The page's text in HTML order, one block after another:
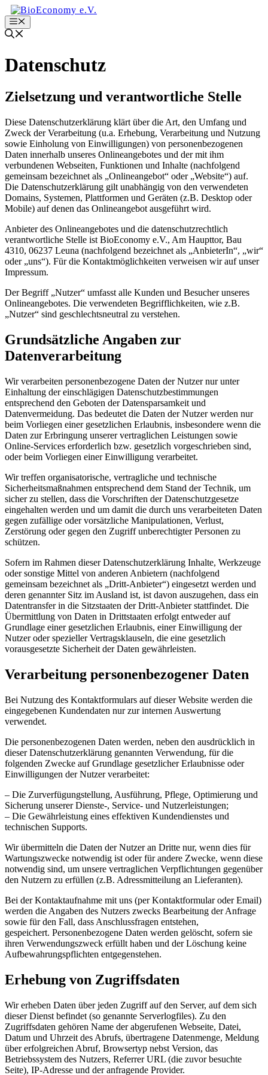
Zum
Inhalt
springen
Menu
Datenschutz
Zielsetzung und verantwortliche Stelle
Diese Datenschutzerklärung klärt über die Art, den Umfang und
Zweck der Verarbeitung (u.a. Erhebung, Verarbeitung und Nutzung
sowie Einholung von Einwilligungen) von personenbezogenen
Daten innerhalb unseres Onlineangebotes und der mit ihm
verbundenen Webseiten, Funktionen und Inhalte (nachfolgend
gemeinsam bezeichnet als „Onlineangebot“ oder „Website“) auf.
Die Datenschutzerklärung gilt unabhängig von den verwendeten
Domains, Systemen, Plattformen und Geräten (z.B. Desktop oder
Mobile) auf denen das Onlineangebot ausgeführt wird.
Anbieter des Onlineangebotes und die datenschutzrechtlich
verantwortliche Stelle ist BioEconomy e.V., Am Haupttor, Bau
4310, 06237 Leuna (nachfolgend bezeichnet als „AnbieterIn“, „wir“
oder „uns“). Für die Kontaktmöglichkeiten verweisen wir auf unser
Impressum.
Der Begriff „Nutzer“ umfasst alle Kunden und Besucher unseres
Onlineangebotes. Die verwendeten Begrifflichkeiten, wie z.B.
„Nutzer“ sind geschlechtsneutral zu verstehen.
Grundsätzliche Angaben zur
Datenverarbeitung
Wir verarbeiten personenbezogene Daten der Nutzer nur unter
Einhaltung der einschlägigen Datenschutzbestimmungen
entsprechend den Geboten der Datensparsamkeit und
Datenvermeidung. Das bedeutet die Daten der Nutzer werden nur
beim Vorliegen einer gesetzlichen Erlaubnis, insbesondere wenn die
Daten zur Erbringung unserer vertraglichen Leistungen sowie
Online-Services erforderlich bzw. gesetzlich vorgeschrieben sind,
oder beim Vorliegen einer Einwilligung verarbeitet.
Wir treffen organisatorische, vertragliche und technische
Sicherheitsmaßnahmen entsprechend dem Stand der Technik, um
sicher zu stellen, dass die Vorschriften der Datenschutzgesetze
eingehalten werden und um damit die durch uns verarbeiteten Daten
gegen zufällige oder vorsätzliche Manipulationen, Verlust,
Zerstörung oder gegen den Zugriff unberechtigter Personen zu
schützen.
Sofern im Rahmen dieser Datenschutzerklärung Inhalte, Werkzeuge
oder sonstige Mittel von anderen Anbietern (nachfolgend
gemeinsam bezeichnet als „Dritt-Anbieter“) eingesetzt werden und
deren genannter Sitz im Ausland ist, ist davon auszugehen, dass ein
Datentransfer in die Sitzstaaten der Dritt-Anbieter stattfindet. Die
Übermittlung von Daten in Drittstaaten erfolgt entweder auf
Grundlage einer gesetzlichen Erlaubnis, einer Einwilligung der
Nutzer oder spezieller Vertragsklauseln, die eine gesetzlich
vorausgesetzte Sicherheit der Daten gewährleisten.
Verarbeitung personenbezogener Daten
Bei Nutzung des Kontaktformulars auf dieser Website werden die
eingegebenen Kundendaten nur zur internen Auswertung
verwendet.
Die personenbezogenen Daten werden, neben den ausdrücklich in
dieser Datenschutzerklärung genannten Verwendung, für die
folgenden Zwecke auf Grundlage gesetzlicher Erlaubnisse oder
Einwilligungen der Nutzer verarbeitet:
– Die Zurverfügungstellung, Ausführung, Pflege, Optimierung und
Sicherung unserer Dienste-, Service- und Nutzerleistungen;
– Die Gewährleistung eines effektiven Kundendienstes und
technischen Supports.
Wir übermitteln die Daten der Nutzer an Dritte nur, wenn dies für
Wartungszwecke notwendig ist oder für andere Zwecke, wenn diese
notwendig sind, um unsere vertraglichen Verpflichtungen gegenüber
den Nutzern zu erfüllen (z.B. Adressmitteilung an Lieferanten).
Bei der Kontaktaufnahme mit uns (per Kontaktformular oder Email)
werden die Angaben des Nutzers zwecks Bearbeitung der Anfrage
sowie für den Fall, dass Anschlussfragen entstehen,
gespeichert. Personenbezogene Daten werden gelöscht, sofern sie
ihren Verwendungszweck erfüllt haben und der Löschung keine
Aufbewahrungspflichten entgegenstehen.
Erhebung von Zugriffsdaten
Wir erheben Daten über jeden Zugriff auf den Server, auf dem sich
dieser Dienst befindet (so genannte Serverlogfiles). Zu den
Zugriffsdaten gehören Name der abgerufenen Webseite, Datei,
Datum und Uhrzeit des Abrufs, übertragene Datenmenge, Meldung
über erfolgreichen Abruf, Browsertyp nebst Version, das
Betriebssystem des Nutzers, Referrer URL (die zuvor besuchte
Seite), IP-Adresse und der anfragende Provider.